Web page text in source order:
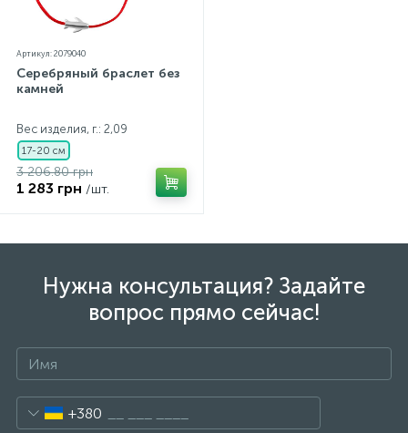
Артикул: 2079040
Серебряный браслет без
камней
Вес изделия, г.: 2,09
17-20 см
3 206.80 грн
1 283 грн /шт.
Нужна консультация? Задайте
вопрос прямо сейчас!
+380